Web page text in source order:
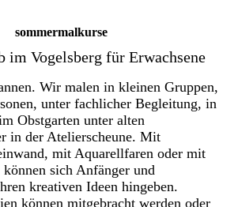
sommermalkurse
im Vogelsberg für Erwachsene
Wir malen in kleinen Gruppen,
unter fachlicher Begleitung, in
Obstgarten unter alten
in der Atelierscheune. Mit
mit Aquarellfaren oder mit
sich Anfänger und
kreativen Ideen hingeben.
können mitgebracht werden oder